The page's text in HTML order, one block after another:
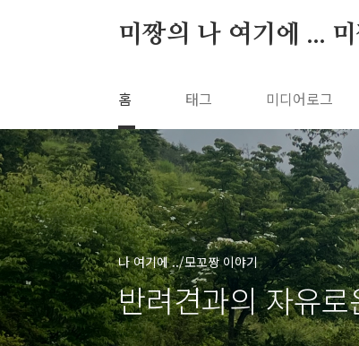
미짱의 나 여기에 ...
홈 태그 미디어로그
나 여기에 ../모꼬짱 이야기
반려견과의 자유